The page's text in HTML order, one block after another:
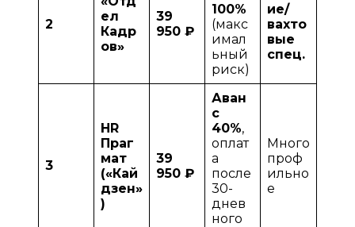
2
ел
Кадр
ов»
39
950 ₽
100%
(макс
имал
ьный
риск)
ие/
вахто
вые
спец.
3
HR
Праг
мат
(«Кай
дзен»
)
39
950 ₽
Аван
с
40%,
оплат
а
после
30-
днев
ного
Много
проф
ильно
е